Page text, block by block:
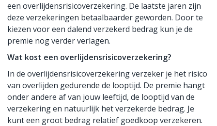
een overlijdensrisicoverzekering. De laatste jaren zijn
deze verzekeringen betaalbaarder geworden. Door te
kiezen voor een dalend verzekerd bedrag kun je de
premie nog verder verlagen.
Wat kost een overlijdensrisicoverzekering?
In de overlijdensrisicoverzekering verzeker je het risico
van overlijden gedurende de looptijd. De premie hangt
onder andere af van jouw leeftijd, de looptijd van de
verzekering en natuurlijk het verzekerde bedrag. Je
kunt een groot bedrag relatief goedkoop verzekeren.